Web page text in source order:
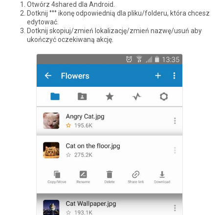
Otwórz 4shared dla Android.
Dotknij °°° ikonę odpowiednią dla pliku/folderu, która chcesz
edytować.
Dotknij skopiuj/zmień lokalizację/zmień nazwę/usuń aby
ukończyć oczekiwaną akcję.